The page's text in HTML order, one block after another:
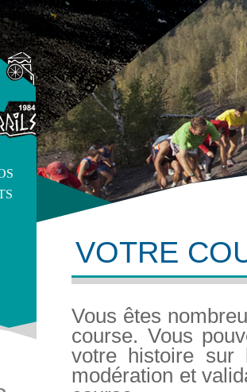
'thumb', true) ?>
VOTRE
Vous êtes
course. Vous
votre histoire sur
modération et